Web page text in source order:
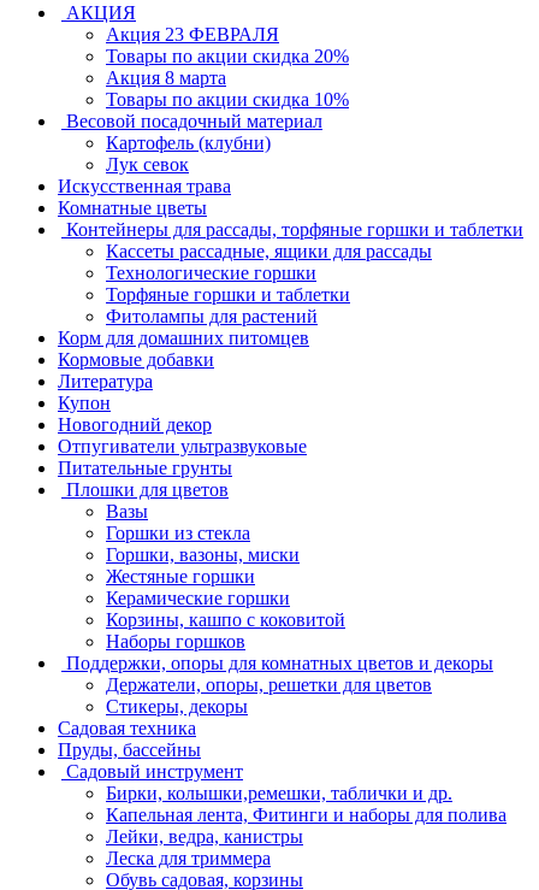
АКЦИЯ
Акция 23 ФЕВРАЛЯ
Товары по акции скидка 20%
Акция 8 марта
Товары по акции скидка 10%
Весовой посадочный материал
Картофель (клубни)
Лук севок
Искусственная трава
Комнатные цветы
Контейнеры для рассады, торфяные горшки и таблетки
Кассеты рассадные, ящики для рассады
Технологические горшки
Торфяные горшки и таблетки
Фитолампы для растений
Корм для домашних питомцев
Кормовые добавки
Литература
Купон
Новогодний декор
Отпугиватели ультразвуковые
Питательные грунты
Плошки для цветов
Вазы
Горшки из стекла
Горшки, вазоны, миски
Жестяные горшки
Керамические горшки
Корзины, кашпо с коковитой
Наборы горшков
Поддержки, опоры для комнатных цветов и декоры
Держатели, опоры, решетки для цветов
Стикеры, декоры
Садовая техника
Пруды, бассейны
Садовый инструмент
Бирки, колышки,ремешки, таблички и др.
Капельная лента, Фитинги и наборы для полива
Лейки, ведра, канистры
Леска для триммера
Обувь садовая, корзины